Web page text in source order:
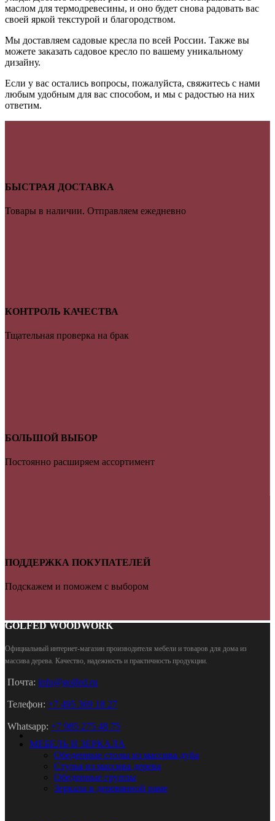
маслом для термодревесины, и оно будет снова радовать вас
своей яркой текстурой и благородством.
Мы доставляем садовые кресла по всей России. Также вы
можете заказать садовое кресло по вашему уникальному
дизайну.
Если у вас остались вопросы, пожалуйста, свяжитесь с нами
любым удобным для вас способом, и мы с радостью на них
ответим.
БЫСТРАЯ ДОСТАВКА
Товары в наличии. Отправляем ежедневно
КОНТРОЛЬ КАЧЕСТВА
Тщательная проверка на брак
БОЛЬШОЙ ВЫБОР
Постоянно расширяем ассортимент
ПОДДЕРЖКА ПОКУПАТЕЛЕЙ
Подскажем и поможем с выбором
GOLFED WOODWORK
Официальный интернет-магазин производителя мебели и товаров для дома из
массива дерева. Качество, надежность и практичность продукции.
Почта: info@golfed.ru
Телефон: +7 495 369 18 27
Whatsapp: +7 985 275 48 75
МЕБЕЛЬ И ЗЕРКАЛА
Обеденные столы из массива дуба
Стулья из массива дерева
Обеденные группы
Зеркала в деревянной раме